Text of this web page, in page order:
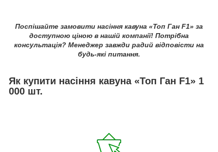
Поспішайте замовити насіння кавуна «Топ Ган F1» за
доступною ціною в нашій компанії! Потрібна
консультація? Менеджер завжди радий відповісти на
будь-які питання.
Як купити насіння кавуна «Топ Ган F1» 1
000 шт.